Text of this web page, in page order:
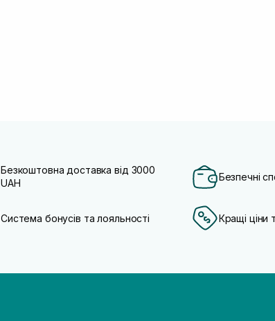
Безкоштовна доставка від 3000
UAH
Безпечні
Система бонусів та лояльності Кращі ціни